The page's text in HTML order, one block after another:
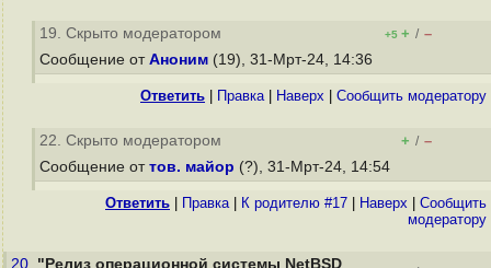
19. Скрыто модератором +5 + / –
Сообщение от Аноним (19), 31-Мрт-24, 14:36
Ответить Правка| Наверх Cообщить модератору
22. Скрыто модератором + / –
Сообщение от тов. майор (?), 31-Мрт-24, 14:54
Ответить Правка| К родителю #17 Наверх
Cообщить
модератору
20. "Релиз операционной системы NetBSD